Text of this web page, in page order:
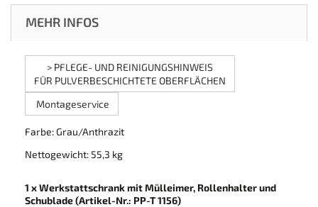
MEHR INFOS
> PFLEGE- UND REINIGUNGSHINWEIS
FÜR PULVERBESCHICHTETE OBERFLÄCHEN
Montageservice
Farbe: Grau/Anthrazit
Nettogewicht: 55,3 kg
1 x Werkstattschrank mit Mülleimer, Rollenhalter und
Schublade (Artikel-Nr.: PP-T 1156)